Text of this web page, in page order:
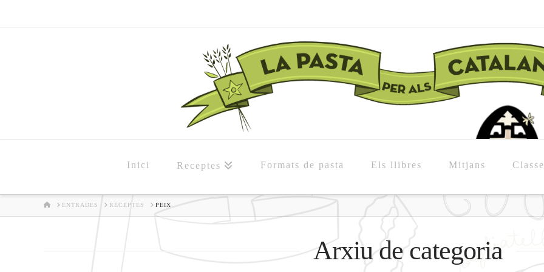
Inici Receptes Formats de pasta Els llibres Mitjans
HOMEENTRADES RECEPTES PEIX
Arxiu de categoria